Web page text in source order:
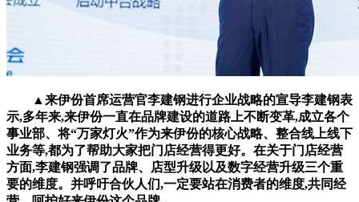
▲来伊份首席运营官李建钢进行企业战略的宣导李建钢表
示,多年来,来伊份一直在品牌建设的道路上不断变革,成立各个
事业部、将“万家灯火”作为来伊份的核心战略、整合线上线下
业务等,都为了帮助大家把门店经营得更好。在关于门店经营
方面,李建钢强调了品牌、店型升级以及数字经营升级三个重
要的维度。并呼吁合伙人们,一定要站在消费者的维度,共同经